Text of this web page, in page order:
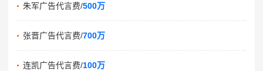
朱军广告代言费/500万
张晋广告代言费/700万
连凯广告代言费/100万